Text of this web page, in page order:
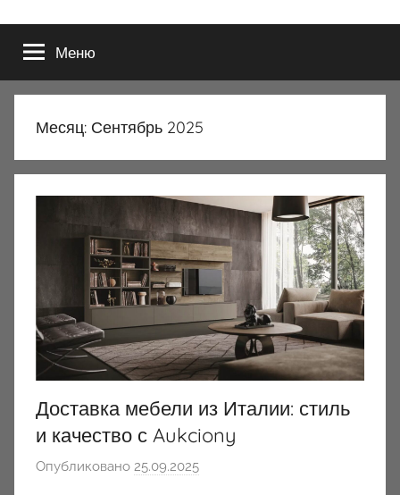
Меню
Месяц: Сентябрь 2025
Доставка мебели из Италии: стиль
и качество с Aukciony
Опубликовано 25.09.2025